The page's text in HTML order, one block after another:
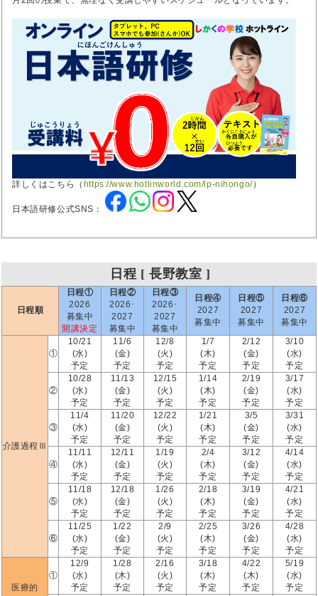
詳しくはこちら（ https://www.hotlinworld.com/lp-nihongo/）
日本語研修公式SNS：
日程 [ 長野教室 ]
日程順
日程①
2026
募集中
開講決定
日程②
2026･
2027
募集中
日程③
2026･
2027
募集中
日程④
2027
募集中
日程⑤
2027
募集中
日程⑥
2027
募集中
介護過程Ⅲ
①
10/21
(水)
予定
11/6
(金)
予定
12/8
(火)
予定
1/7
(木)
予定
2/12
(金)
予定
3/10
(水)
予定
②
10/28
(水)
予定
11/13
(金)
予定
12/15
(火)
予定
1/14
(木)
予定
2/19
(金)
予定
3/17
(水)
予定
③
11/4
(水)
予定
11/20
(金)
予定
12/22
(火)
予定
1/21
(木)
予定
3/5
(金)
予定
3/31
(水)
予定
④
11/11
(水)
予定
12/11
(金)
予定
1/19
(火)
予定
2/4
(木)
予定
3/12
(金)
予定
4/14
(水)
予定
⑤
11/18
(水)
予定
12/18
(金)
予定
1/26
(火)
予定
2/18
(木)
予定
3/19
(金)
予定
4/21
(水)
予定
⑥
11/25
(水)
予定
1/22
(金)
予定
2/9
(火)
予定
2/25
(木)
予定
3/26
(金)
予定
4/28
(水)
予定
医療的
①
12/9
(水)
予定
1/28
(木)
予定
2/16
(火)
予定
3/18
(木)
予定
4/22
(木)
予定
5/19
(水)
予定